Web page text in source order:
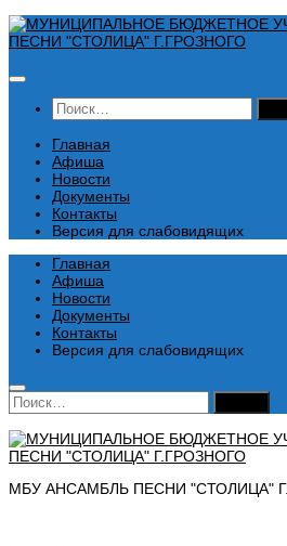
Перейти
к
Найти:
Главная
Афиша
Новости
Документы
Контакты
Версия для слабовидящих
Главная
Афиша
Новости
Документы
Контакты
Версия для слабовидящих
Найти:
МБУ АНСАМБЛЬ ПЕСНИ "СТОЛИЦА"